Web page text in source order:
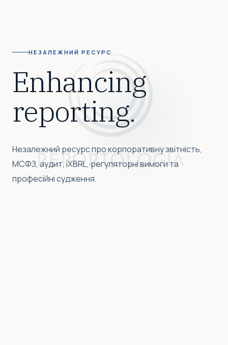
НЕЗАЛЕЖНИЙ РЕСУРС
Enhancing
reporting.
Незалежний ресурс про корпоративну звітність,
МСФЗ, аудит, iXBRL, регуляторні вимоги та
професійні судження.